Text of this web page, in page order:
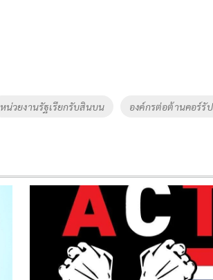
หน่วยงานรัฐเรียกรับสินบน องค์กรต่อต้านคอร์รั